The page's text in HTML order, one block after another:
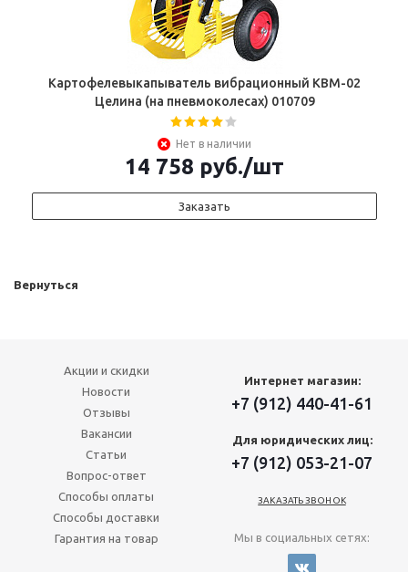
Картофелевыкапыватель вибрационный КВМ-02
Целина (на пневмоколесах) 010709
Нет в наличии
14 758 руб./шт
Заказать
Вернуться
Акции и скидки
Новости
Отзывы
Вакансии
Статьи
Вопрос-ответ
Способы оплаты
Способы доставки
Гарантия на товар
Интернет магазин:
+7 (912) 440-41-61
Для юридических лиц:
+7 (912) 053-21-07
ЗАКАЗАТЬ ЗВОНОК
Мы в социальных сетях: